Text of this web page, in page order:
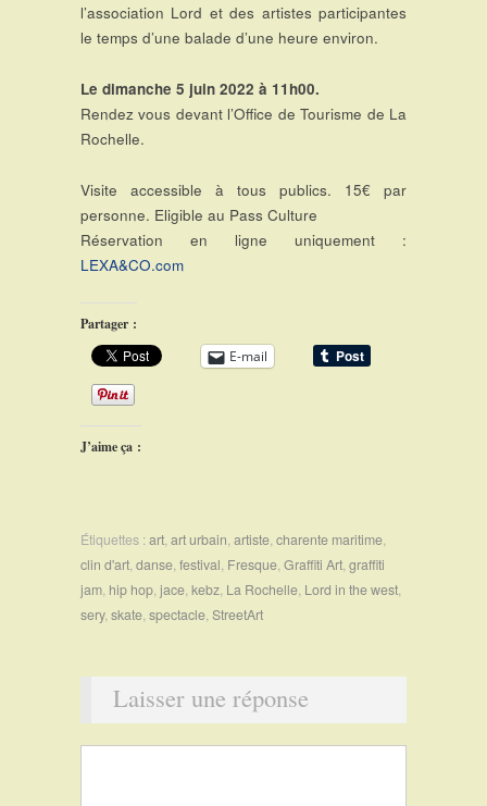
l’association Lord et des artistes participantes
le temps d’une balade d’une heure environ.
Le dimanche 5 juin 2022 à 11h00.
Rendez vous devant l’Office de Tourisme de La
Rochelle.
Visite accessible à tous publics. 15€ par
personne. Eligible au Pass Culture
Réservation en ligne uniquement :
LEXA&CO.com
Partager :
E-mail
J’aime ça :
Étiquettes :art,art urbain,artiste,charente maritime,
clin d'art,danse,festival, Fresque,Graffiti Art,graffiti
jam, hip hop,jace,kebz, La Rochelle, Lord in the west,
sery,skate,spectacle,StreetArt
Laisser une réponse